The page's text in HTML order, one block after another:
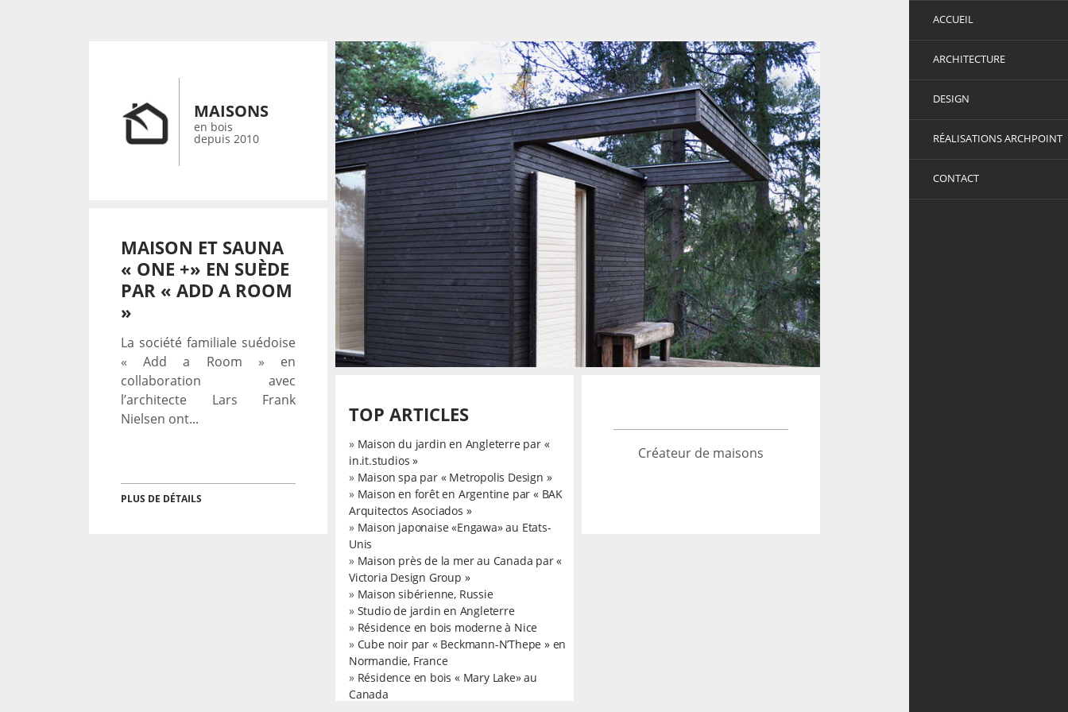
ACCUEIL
ARCHITECTURE
DESIGN
RÉALISATIONS ARCHPOINT
CONTACT
MAISONS
en bois
depuis 2010
MAISON ET SAUNA
« ONE +» EN SUÈDE
PAR « ADD A ROOM
»
La société familiale suédoise
« Add a Room » en
collaboration avec
l’architecte Lars Frank
Nielsen ont...
PLUS DE DÉTAILS
TOP ARTICLES
» Maison du jardin en Angleterre par «
in.it.studios »
» Maison spa par « Metropolis Design »
» Maison en forêt en Argentine par « BAK
Arquitectos Asociados »
» Maison japonaise «Engawa» au Etats-
Unis
» Maison près de la mer au Canada par «
Victoria Design Group »
» Maison sibérienne, Russie
» Studio de jardin en Angleterre
» Résidence en bois moderne à Nice
» Cube noir par « Beckmann-N’Thepe » en
Normandie, France
» Résidence en bois « Mary Lake» au
Canada
Créateur de maisons